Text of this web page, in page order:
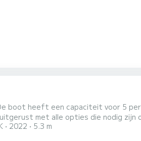
met alle opties die nodig zijn
verzoek is het mogelijk om een sleepbare
2022 5.3 m